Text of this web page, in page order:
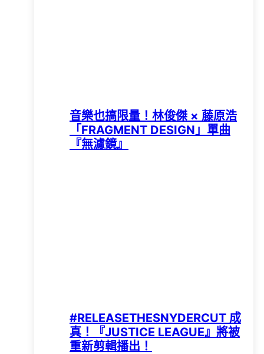
音樂也搞限量！林俊傑 × 藤原浩
「FRAGMENT DESIGN」單曲
『無濾鏡』
#RELEASETHESNYDERCUT 成
真！『JUSTICE LEAGUE』將被
重新剪輯播出！